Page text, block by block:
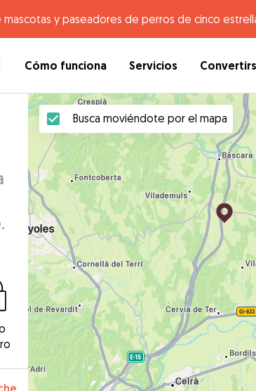
y paseadores de perros de cinco
Cómo funciona Servicios
Busca moviéndote por el mapa